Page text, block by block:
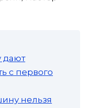
дают
с первого
нельзя